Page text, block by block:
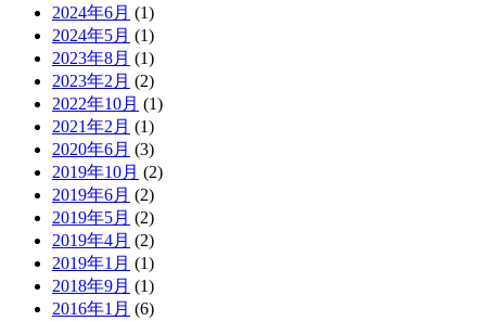
2024年6月 (1)
2024年5月 (1)
2023年8月 (1)
2023年2月 (2)
2022年10月 (1)
2021年2月 (1)
2020年6月 (3)
2019年10月 (2)
2019年6月 (2)
2019年5月 (2)
2019年4月 (2)
2019年1月 (1)
2018年9月 (1)
2016年1月 (6)